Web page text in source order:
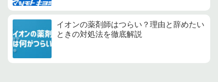
イオンの薬剤師はつらい？理由と辞めたい
ときの対処法を徹底解説